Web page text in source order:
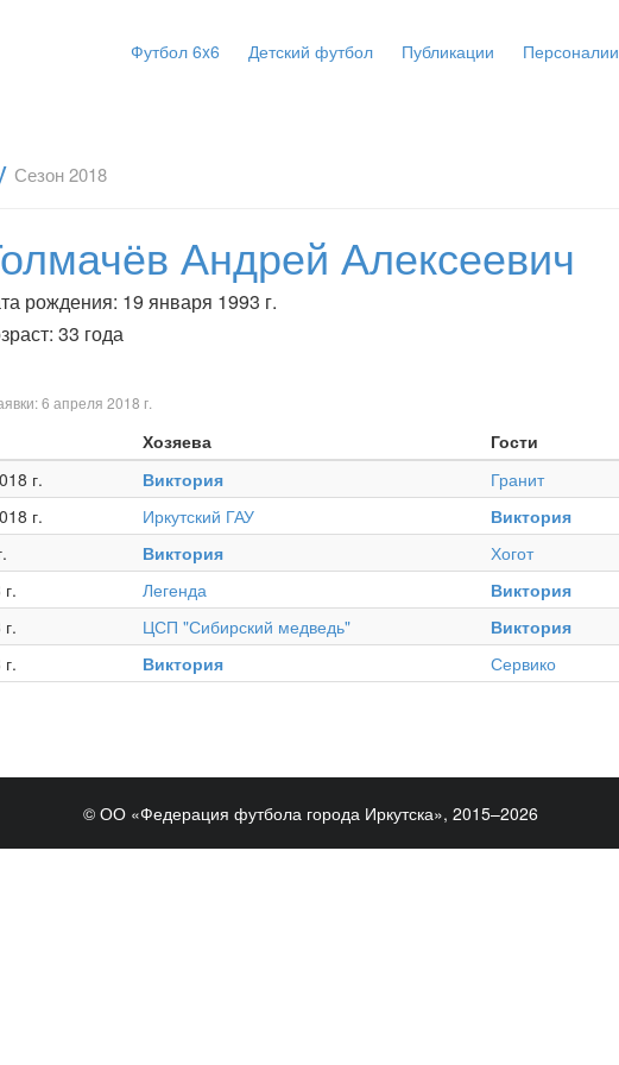
Футбол 6x6 Детский футбол Публикации Персоналии
Сезон 2018
Андрей Алексеевич
рождения: 19 января 1993 г.
33 года
6 апреля 2018 г.
Хозяева Гости
г. Виктория Гранит
г. Иркутский ГАУ Виктория
Виктория Хогот
Легенда Виктория
ЦСП "Сибирский медведь" Виктория
Виктория Сервико
© ОО «Федерация футбола города Иркутска», 2015–2026